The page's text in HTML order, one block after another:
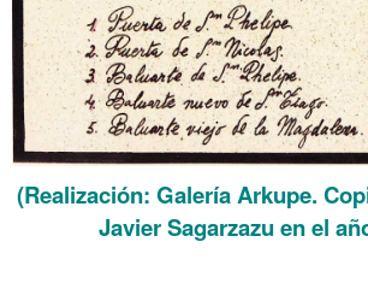
(Realización: Galería Arkupe.
Javier Sagarzazu en el